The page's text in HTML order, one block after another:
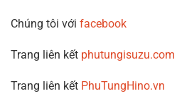
Chúng tôi với facebook
Trang liên kết phutungisuzu.com
Trang liên kết PhuTungHino.vn